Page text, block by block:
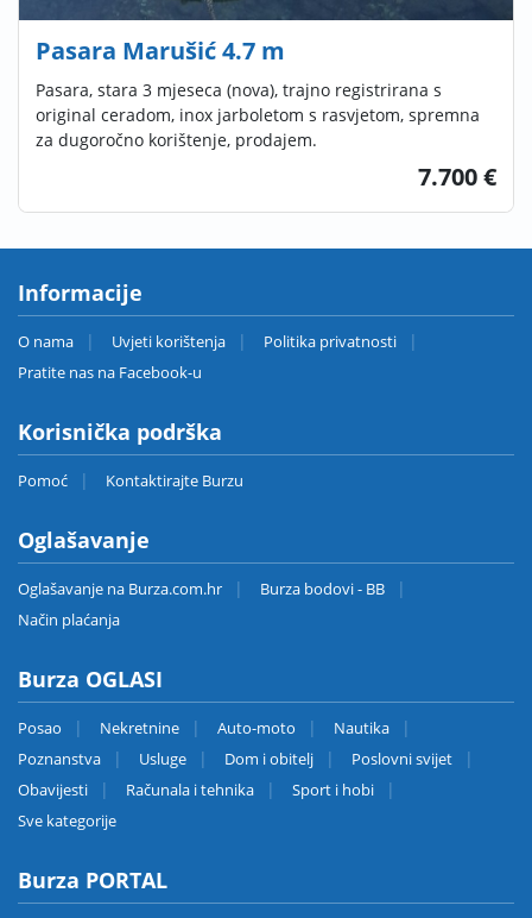
Pasara Marušić 4.7 m
Pasara, stara 3 mjeseca (nova), trajno registrirana s
original ceradom, inox jarboletom s rasvjetom, spremna
za dugoročno korištenje, prodajem.
7.700 €
Informacije
O nama Uvjeti korištenja
Politika privatnosti
Pratite nas na Facebook-u
Korisnička podrška
Pomoć Kontaktirajte Burzu
Oglašavanje
Oglašavanje na Burza.com.hr
Burza bodovi - BB
Način plaćanja
Burza OGLASI
Posao Nekretnine Auto-moto
Nautika
Poznanstva
Usluge Dom i obitelj
Poslovni svijet
Obavijesti
Računala i tehnika
Sport i hobi
Sve kategorije
Burza PORTAL